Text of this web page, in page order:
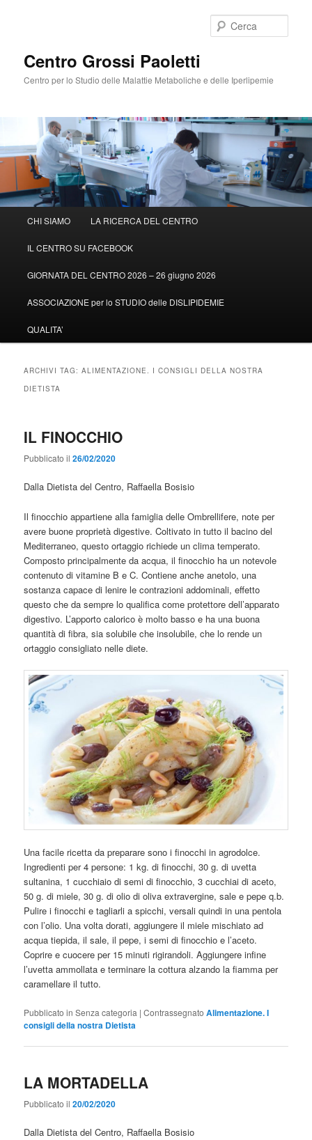
Centro Grossi Paoletti
Centro per lo Studio delle Malattie Metaboliche e delle Iperlipemie
principale
Vai
al
contenuto
Vai
al
contenuto
CHI SIAMO LA RICERCA DEL CENTRO
IL CENTRO SU FACEBOOK
GIORNATA DEL CENTRO 2026 – 26 giugno 2026
ASSOCIAZIONE per lo STUDIO delle DISLIPIDEMIE
QUALITA’
ARCHIVI TAG:ALIMENTAZIONE. I CONSIGLI DELLA NOSTRA
DIETISTA
IL FINOCCHIO
Pubblicato il26/02/2020
Dalla Dietista del Centro, Raffaella Bosisio
Il finocchio appartiene alla famiglia delle Ombrellifere, note per
avere buone proprietà digestive. Coltivato in tutto il bacino del
Mediterraneo, questo ortaggio richiede un clima temperato.
Composto principalmente da acqua, il finocchio ha un notevole
contenuto di vitamine B e C. Contiene anche anetolo, una
sostanza capace di lenire le contrazioni addominali, effetto
questo che da sempre lo qualifica come protettore dell’apparato
digestivo. L’apporto calorico è molto basso e ha una buona
quantità di fibra, sia solubile che insolubile, che lo rende un
ortaggio consigliato nelle diete.
Una facile ricetta da preparare sono i finocchi in agrodolce.
Ingredienti per 4 persone: 1 kg. di finocchi, 30 g. di uvetta
sultanina, 1 cucchiaio di semi di finocchio, 3 cucchiai di aceto,
50 g. di miele, 30 g. di olio di oliva extravergine, sale e pepe q.b.
Pulire i finocchi e tagliarli a spicchi, versali quindi in una pentola
con l’olio. Una volta dorati, aggiungere il miele mischiato ad
acqua tiepida, il sale, il pepe, i semi di finocchio e l’aceto.
Coprire e cuocere per 15 minuti rigirandoli. Aggiungere infine
l’uvetta ammollata e terminare la cottura alzando la fiamma per
caramellare il tutto.
Pubblicato in Senza categoria |Contrassegnato Alimentazione. I
consigli della nostra Dietista
LA MORTADELLA
Pubblicato il20/02/2020
Dalla Dietista del Centro, Raffaella Bosisio